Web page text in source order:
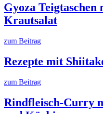
Gyoza Teigtaschen
Krautsalat
zum Beitrag
Rezepte mit
zum Beitrag
Rindfleisch-Curry